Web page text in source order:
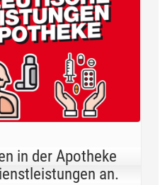
in der Apotheke
an.